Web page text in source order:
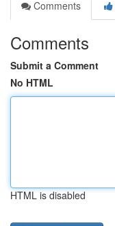
Comments
Comments
Submit a Comment
No HTML
HTML is disabled